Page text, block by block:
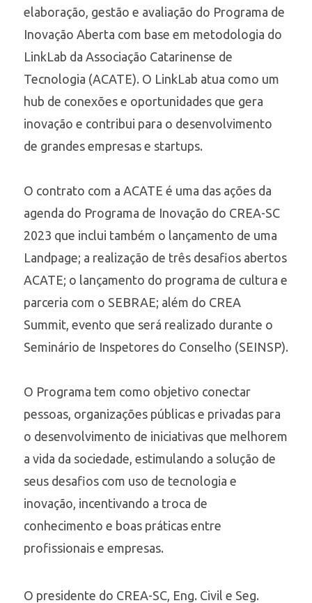
elaboração, gestão e avaliação do Programa de
Inovação Aberta com base em metodologia do
LinkLab da Associação Catarinense de
Tecnologia (ACATE). O LinkLab atua como um
hub de conexões e oportunidades que gera
inovação e contribui para o desenvolvimento
de grandes empresas e startups.
O contrato com a ACATE é uma das ações da
agenda do Programa de Inovação do CREA-SC
2023 que inclui também o lançamento de uma
Landpage; a realização de três desafios abertos
ACATE; o lançamento do programa de cultura e
parceria com o SEBRAE; além do CREA
Summit, evento que será realizado durante o
Seminário de Inspetores do Conselho (SEINSP).
O Programa tem como objetivo conectar
pessoas, organizações públicas e privadas para
o desenvolvimento de iniciativas que melhorem
a vida da sociedade, estimulando a solução de
seus desafios com uso de tecnologia e
inovação, incentivando a troca de
conhecimento e boas práticas entre
profissionais e empresas.
O presidente do CREA-SC, Eng. Civil e Seg.